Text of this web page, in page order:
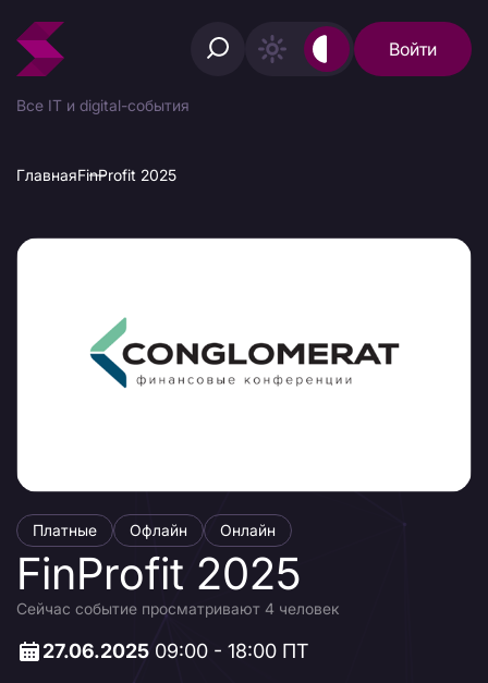
Войти
Все IT и digital-события
ГлавнаяFinProfit 2025
Платные Офлайн Онлайн
FinProfit 2025
Сейчас событие просматривают 4 человек
27.06.2025 09:00 - 18:00 ПТ